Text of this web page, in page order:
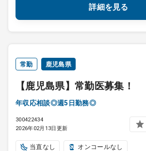
詳細を見る
常勤 鹿児島県
【鹿児島県】常勤医募集！
年収応相談◎週5日勤務◎
300422434
2026年02月13日更新
当直なし オンコールなし